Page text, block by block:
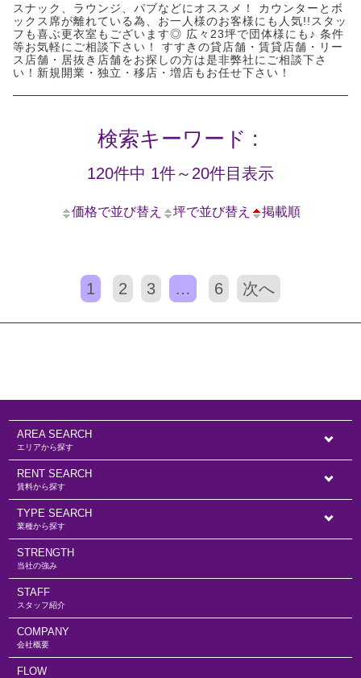
スナック、ラウンジ、パブなどにオススメ！ カウンターとボ
ックス席が離れている為、お一人様のお客様にも人気!!スタッ
フも喜ぶ更衣室もございます◎ 広々23坪で団体様にも♪ 条件
等お気軽にご相談下さい！ すすきの貸店舗・賃貸店舗・リー
ス店舗・居抜き店舗をお探しの方は是非弊社にご相談下さ
い！新規開業・独立・移店・増店もお任せ下さい！
検索キーワード :
120件中 1件～20件目表示
価格で並び替え 坪で並び替え 掲載順
1 2 3 … 6 次へ
エリアから探す
AREA SEARCH
賃料から探す
RENT SEARCH
業種から探す
TYPE SEARCH
当社の強み
STRENGTH
スタッフ紹介
STAFF
会社概要
COMPANY
FLOW